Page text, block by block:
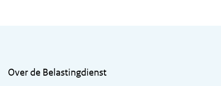
Over de Belastingdienst